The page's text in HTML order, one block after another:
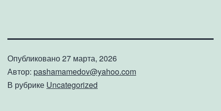
Опубликовано27 марта, 2026
Автор: pashamamedov@yahoo.com
В рубрике Uncategorized